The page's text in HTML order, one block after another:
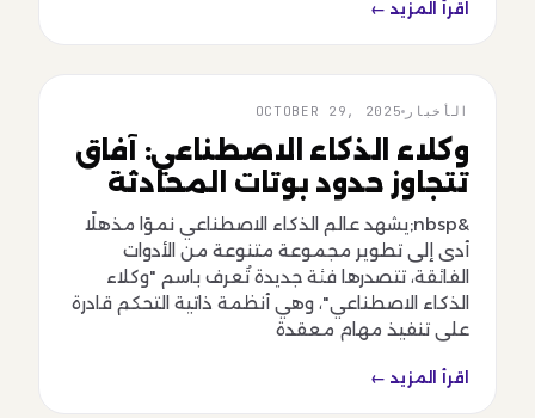
اقرأ المزيد ←
الأخبار OCTOBER 29, 2025
وكلاء الذكاء الاصطناعي: آفاق
تتجاوز حدود بوتات المحادثة
&nbsp;يشهد عالم الذكاء الاصطناعي نموًا مذهلًا
أدى إلى تطوير مجموعة متنوعة من الأدوات
الفائقة، تتصدرها فئة جديدة تُعرف باسم "وكلاء
الذكاء الاصطناعي"، وهي أنظمة ذاتية التحكم قادرة
على تنفيذ مهام معقدة
اقرأ المزيد ←